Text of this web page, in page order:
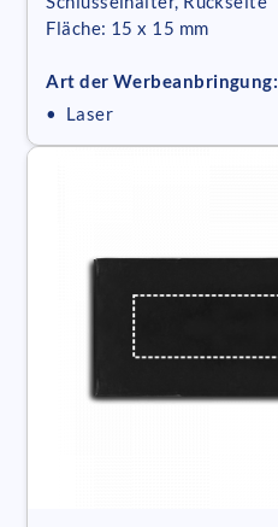
Fläche: 15 x 15 mm
Art der Werbeanbringung:
• Laser